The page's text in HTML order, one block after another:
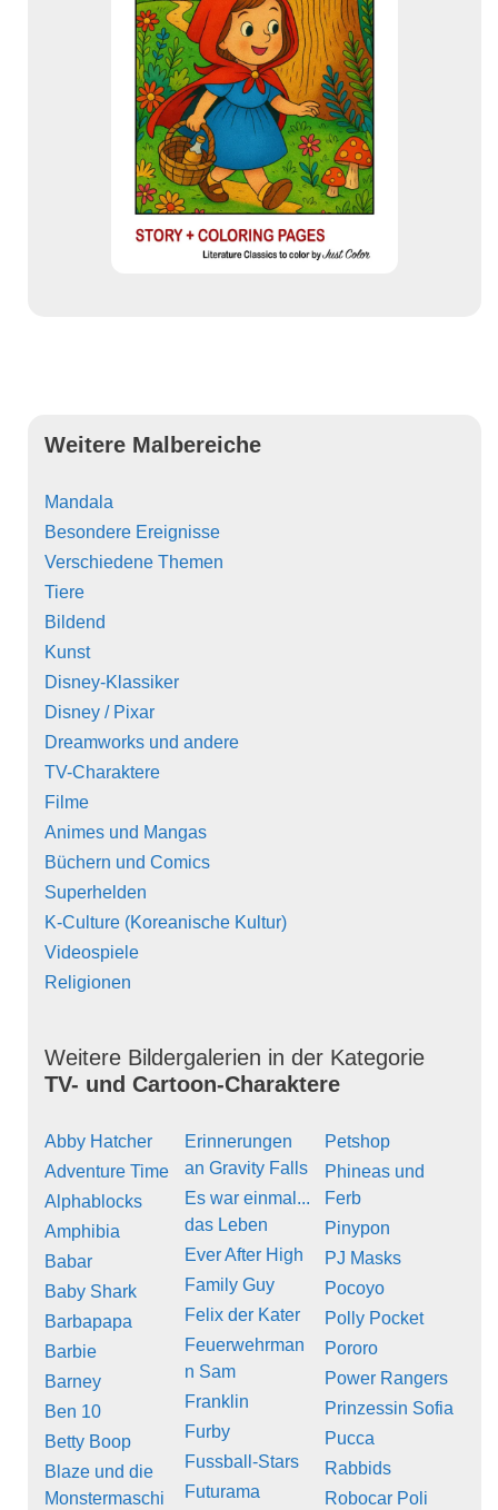
Weitere Malbereiche
Mandala
Besondere Ereignisse
Verschiedene Themen
Tiere
Bildend
Kunst
Disney-Klassiker
Disney / Pixar
Dreamworks und andere
TV-Charaktere
Filme
Animes und Mangas
Büchern und Comics
Superhelden
K-Culture (Koreanische Kultur)
Videospiele
Religionen
Weitere Bildergalerien in der Kategorie
TV- und Cartoon-Charaktere
Abby Hatcher
Adventure Time
Alphablocks
Amphibia
Babar
Baby Shark
Barbapapa
Barbie
Barney
Ben 10
Betty Boop
Blaze und die
Monstermaschi
Erinnerungen
an Gravity Falls
Es war einmal...
das Leben
Ever After High
Family Guy
Felix der Kater
Feuerwehrman
n Sam
Franklin
Furby
Fussball-Stars
Futurama
Petshop
Phineas und
Ferb
Pinypon
PJ Masks
Pocoyo
Polly Pocket
Pororo
Power Rangers
Prinzessin Sofia
Pucca
Rabbids
Robocar Poli